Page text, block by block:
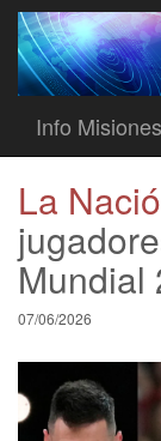
Info Misiones
La
Mundial
07/06/2026